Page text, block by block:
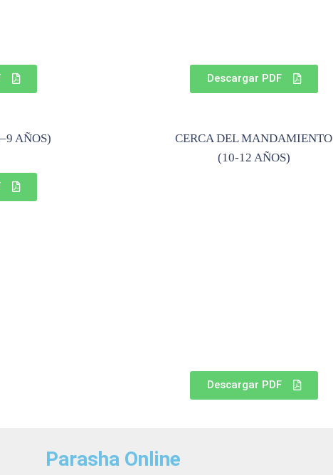
Descargar PDF
AÑOS)
CERCA DEL MANDAMIENTO
(10-12 AÑOS)
Descargar PDF
Parasha Online